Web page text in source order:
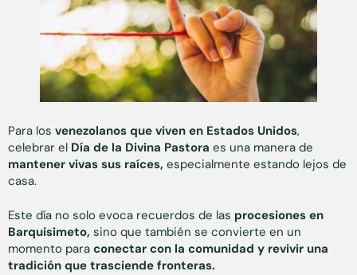
Para los venezolanos que viven en Estados Unidos,
celebrar el Día de la Divina Pastora es una manera de
mantener vivas sus raíces, especialmente estando lejos de
casa.
Este día no solo evoca recuerdos de las procesiones en
Barquisimeto, sino que también se convierte en un
momento para conectar con la comunidad y revivir una
tradición que trasciende fronteras.